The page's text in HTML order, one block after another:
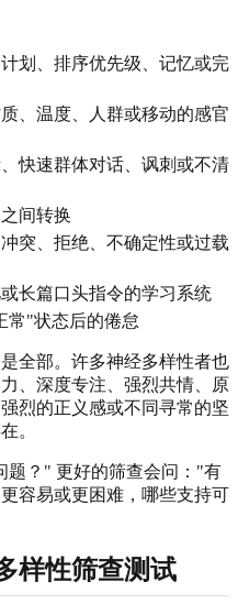
划、排序优先级、记忆或完
、温度、人群或移动的感官
快速群体对话、讽刺或不清
间转换
突、拒绝、不确定性或过载
长篇口头指令的学习系统
常"状态后的倦怠
全部。许多神经多样性者也
、深度专注、强烈共情、原
烈的正义感或不同寻常的坚
。
题？" 更好的筛查会问："有
容易或更困难，哪些支持可
样性筛查测试